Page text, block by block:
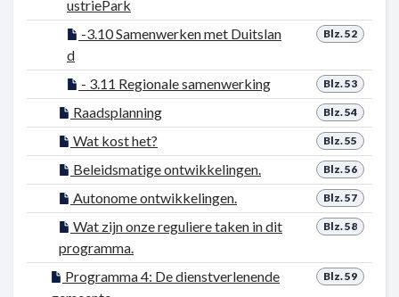
ustriePark
Blz. 52
-3.10 Samenwerken met Duitslan
d
Blz. 53
- 3.11 Regionale samenwerking
Blz. 54
Raadsplanning
Blz. 55
Wat kost het?
Blz. 56
Beleidsmatige ontwikkelingen.
Blz. 57
Autonome ontwikkelingen.
Blz. 58
Wat zijn onze reguliere taken in dit
programma.
Blz. 59
Programma 4: De dienstverlenende